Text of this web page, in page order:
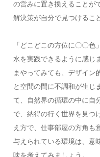
の営みに置き換えることが
解決策が自分で見つけるこ
「どこどこの方位に〇〇
水を実践できるように感じ
まやってみても、デザイン
と空間の間に不調和が生じ
て、自然界の循環の中に自
で、納得の行く世界を見つ
え方で、仕事部屋の方角も
与えられている環境は、意
味を考えてみましょう。